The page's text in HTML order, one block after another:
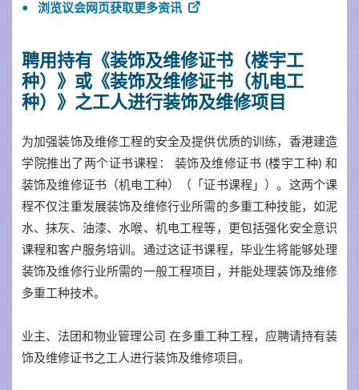
浏览议会网页获取更多资讯
聘用持有《装饰及维修证书（楼宇工
种）》或《装饰及维修证书（机电工
种）》之工人进行装饰及维修项目
为加强装饰及维修工程的安全及提供优质的训练，香港建造
学院推出了两个证书课程： 装饰及维修证书 (楼宇工种) 和
装饰及维修证书（机电工种）（「证书课程」）。这两个课
程不仅注重发展装饰及维修行业所需的多重工种技能，如泥
水、抹灰、油漆、水喉、机电工程等，更包括强化安全意识
课程和客户服务培训。通过这证书课程，毕业生将能够处理
装饰及维修行业所需的一般工程项目，并能处理装饰及维修
多重工种技术。
业主、法团和物业管理公司 在多重工种工程，应聘请持有装
饰及维修证书之工人进行装饰及维修项目。